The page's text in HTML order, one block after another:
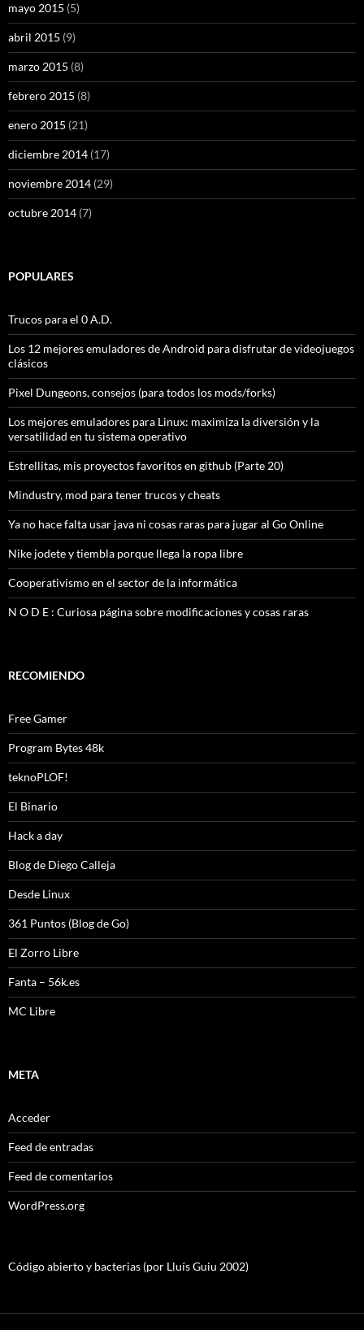
mayo 2015 (5)
abril 2015 (9)
marzo 2015 (8)
febrero 2015 (8)
enero 2015 (21)
diciembre 2014 (17)
noviembre 2014 (29)
octubre 2014 (7)
POPULARES
Trucos para el 0 A.D.
Los 12 mejores emuladores de Android para disfrutar de videojuegos
clásicos
Pixel Dungeons, consejos (para todos los mods/forks)
Los mejores emuladores para Linux: maximiza la diversión y la
versatilidad en tu sistema operativo
Estrellitas, mis proyectos favoritos en github (Parte 20)
Mindustry, mod para tener trucos y cheats
Ya no hace falta usar java ni cosas raras para jugar al Go Online
Nike jodete y tiembla porque llega la ropa libre
Cooperativismo en el sector de la informática
N O D E : Curiosa página sobre modificaciones y cosas raras
RECOMIENDO
Free Gamer
Program Bytes 48k
teknoPLOF!
El Binario
Hack a day
Blog de Diego Calleja
Desde Linux
361 Puntos (Blog de Go)
El Zorro Libre
Fanta – 56k.es
MC Libre
META
Acceder
Feed de entradas
Feed de comentarios
WordPress.org
Código abierto y bacterias (por Lluís Guiu 2002)